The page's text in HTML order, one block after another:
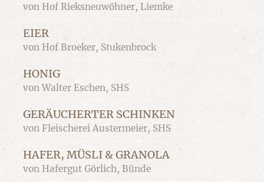
von Hof Rieksneuwöhner, Liemke
EIER
von Hof Broeker, Stukenbrock
HONIG
von Walter Eschen, SHS
GERÄUCHERTER SCHINKEN
von Fleischerei Austermeier, SHS
HAFER, MÜSLI & GRANOLA
von Hafergut Görlich, Bünde